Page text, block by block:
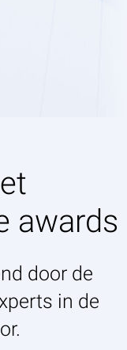
awards
door de
in de